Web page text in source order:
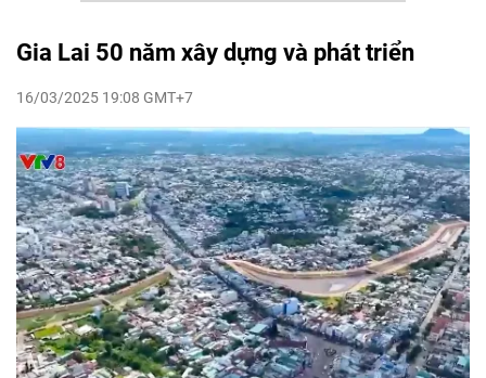
Gia Lai 50 năm xây dựng và phát triển
16/03/2025 19:08 GMT+7